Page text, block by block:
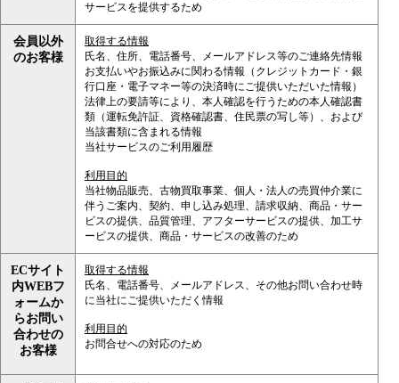
サービスを提供するため
会員以外
のお客様
取得する情報
氏名、住所、電話番号、メールアドレス等のご連絡先情報
お支払いやお振込みに関わる情報（クレジットカード・銀
行口座・電子マネー等の決済時にご提供いただいた情報）
法律上の要請等により、本人確認を行うための本人確認書
類（運転免許証、資格確認書、住民票の写し等）、および
当該書類に含まれる情報
当社サービスのご利用履歴
利用目的
当社物品販売、古物買取事業、個人・法人の売買仲介業に
伴うご案内、契約、申し込み処理、請求収納、商品・サー
ビスの提供、品質管理、アフターサービスの提供、加工サ
ービスの提供、商品・サービスの改善のため
ECサイト
内WEBフ
ォームか
らお問い
合わせの
お客様
取得する情報
氏名、電話番号、メールアドレス、その他お問い合わせ時
に当社にご提供いただく情報
利用目的
お問合せへの対応のため